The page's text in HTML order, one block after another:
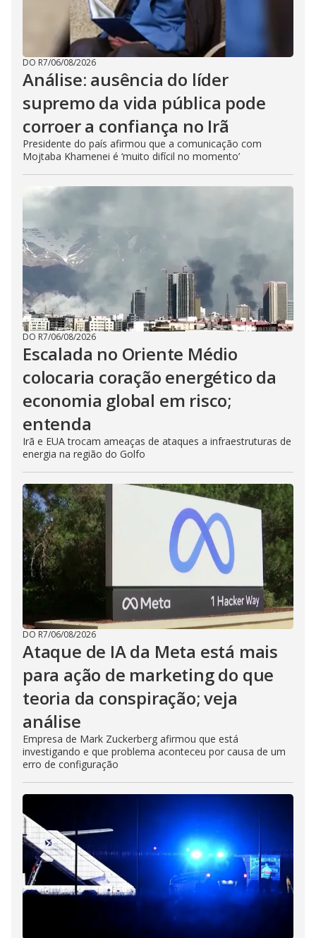
DO R7/06/08/2026
Análise: ausência do líder
supremo da vida pública pode
corroer a confiança no Irã
Presidente do país afirmou que a comunicação com
Mojtaba Khamenei é ‘muito difícil no momento’
DO R7/06/08/2026
Escalada no Oriente Médio
colocaria coração energético da
economia global em risco;
entenda
Irã e EUA trocam ameaças de ataques a infraestruturas de
energia na região do Golfo
DO R7/06/08/2026
Ataque de IA da Meta está mais
para ação de marketing do que
teoria da conspiração; veja
análise
Empresa de Mark Zuckerberg afirmou que está
investigando e que problema aconteceu por causa de um
erro de configuração